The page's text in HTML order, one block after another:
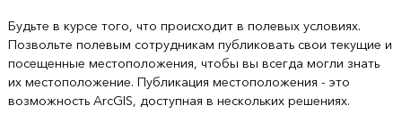
Будьте в курсе того, что происходит в полевых условиях.
Позвольте полевым сотрудникам публиковать свои текущие и
посещенные местоположения, чтобы вы всегда могли знать
их местоположение. Публикация местоположения - это
возможность ArcGIS, доступная в нескольких решениях.